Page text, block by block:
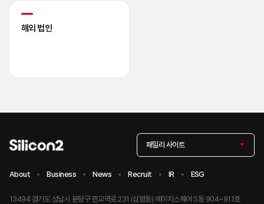
해외 법인
패밀리 사이트
About Business News Recruit IR ESG
13494 경기도 성남시 분당구 판교역로 231 (삼평동) 에이치스퀘어 S동 904~911호